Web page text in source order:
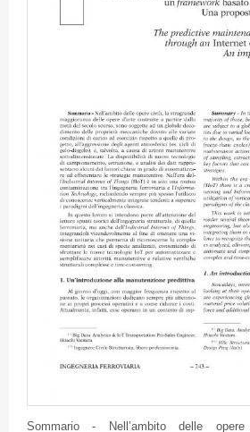
Sommario - Nell’ambito delle